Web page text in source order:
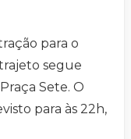
para o
segue
Sete. O
para às 22h,